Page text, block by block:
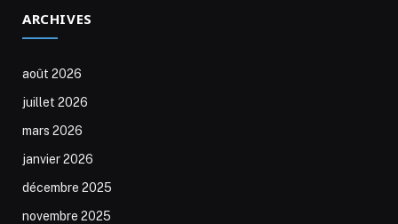
ARCHIVES
août 2026
juillet 2026
mars 2026
janvier 2026
décembre 2025
novembre 2025